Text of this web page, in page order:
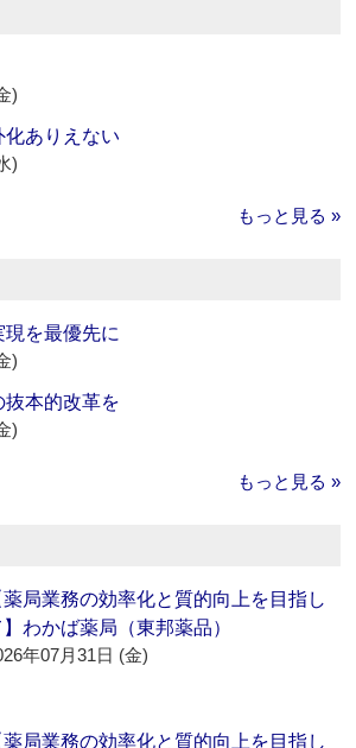
)
化ありえない
)
もっと見る »
を最優先に
)
本的改革を
)
もっと見る »
薬局業務の効率化と質的向上を目指し
】わかば薬局（東邦薬品）
年07月31日 (金)
薬局業務の効率化と質的向上を目指し